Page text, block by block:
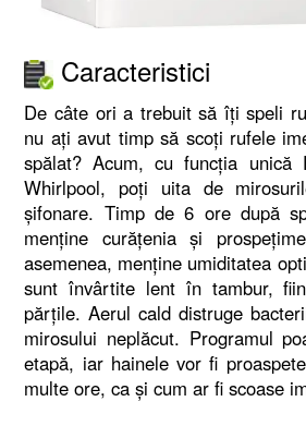
Caracteristici
De câte ori a trebuit să îți speli
nu ați avut timp să scoți rufele
spălat? Acum, cu funcția unică
Whirlpool, poți uita de
șifonare. Timp de 6 ore după
menține curățenia și
asemenea, menține umiditatea
sunt învârtite lent în tambur,
părțile. Aerul cald distruge
mirosului neplăcut. Programul
etapă, iar hainele vor fi
multe ore, ca și cum ar fi scoase